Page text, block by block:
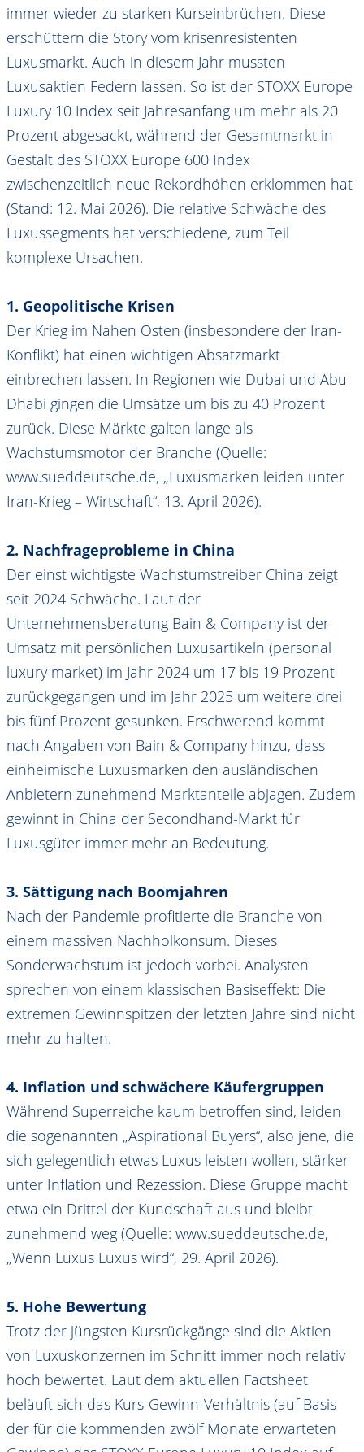
immer wieder zu starken Kurseinbrüchen. Diese
erschüttern die Story vom krisenresistenten
Luxusmarkt. Auch in diesem Jahr mussten
Luxusaktien Federn lassen. So ist der STOXX Europe
Luxury 10 Index seit Jahresanfang um mehr als 20
Prozent abgesackt, während der Gesamtmarkt in
Gestalt des STOXX Europe 600 Index
zwischenzeitlich neue Rekordhöhen erklommen hat
(Stand: 12. Mai 2026). Die relative Schwäche des
Luxussegments hat verschiedene, zum Teil
komplexe Ursachen.
1. Geopolitische Krisen
Der Krieg im Nahen Osten (insbesondere der Iran-
Konflikt) hat einen wichtigen Absatzmarkt
einbrechen lassen. In Regionen wie Dubai und Abu
Dhabi gingen die Umsätze um bis zu 40 Prozent
zurück. Diese Märkte galten lange als
Wachstumsmotor der Branche (Quelle:
www.sueddeutsche.de, „Luxusmarken leiden unter
Iran-Krieg – Wirtschaft“, 13. April 2026).
2. Nachfrageprobleme in China
Der einst wichtigste Wachstumstreiber China zeigt
seit 2024 Schwäche. Laut der
Unternehmensberatung Bain & Company ist der
Umsatz mit persönlichen Luxusartikeln (personal
luxury market) im Jahr 2024 um 17 bis 19 Prozent
zurückgegangen und im Jahr 2025 um weitere drei
bis fünf Prozent gesunken. Erschwerend kommt
nach Angaben von Bain & Company hinzu, dass
einheimische Luxusmarken den ausländischen
Anbietern zunehmend Marktanteile abjagen. Zudem
gewinnt in China der Secondhand-Markt für
Luxusgüter immer mehr an Bedeutung.
3. Sättigung nach Boomjahren
Nach der Pandemie profitierte die Branche von
einem massiven Nachholkonsum. Dieses
Sonderwachstum ist jedoch vorbei. Analysten
sprechen von einem klassischen Basiseffekt: Die
extremen Gewinnspitzen der letzten Jahre sind nicht
mehr zu halten.
4. Inflation und schwächere Käufergruppen
Während Superreiche kaum betroffen sind, leiden
die sogenannten „Aspirational Buyers“, also jene, die
sich gelegentlich etwas Luxus leisten wollen, stärker
unter Inflation und Rezession. Diese Gruppe macht
etwa ein Drittel der Kundschaft aus und bleibt
zunehmend weg (Quelle: www.sueddeutsche.de,
„Wenn Luxus Luxus wird“, 29. April 2026).
5. Hohe Bewertung
Trotz der jüngsten Kursrückgänge sind die Aktien
von Luxuskonzernen im Schnitt immer noch relativ
hoch bewertet. Laut dem aktuellen Factsheet
beläuft sich das Kurs-Gewinn-Verhältnis (auf Basis
der für die kommenden zwölf Monate erwarteten